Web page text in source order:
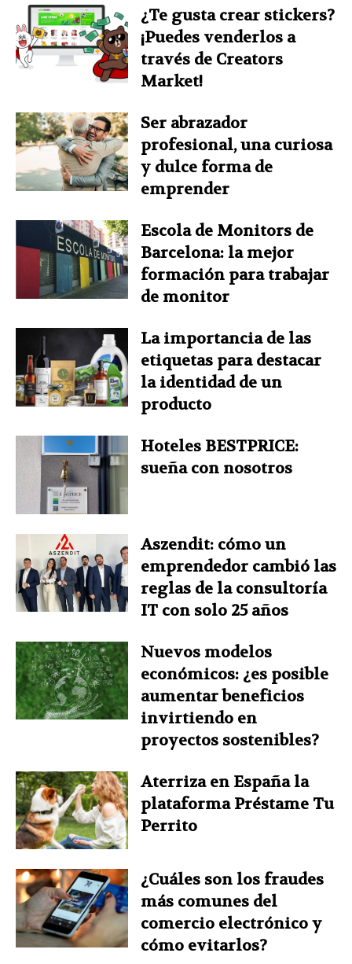
¿Te gusta crear stickers?
¡Puedes venderlos a
través de Creators
Market!
Ser abrazador
profesional, una curiosa
y dulce forma de
emprender
Escola de Monitors de
Barcelona: la mejor
formación para trabajar
de monitor
La importancia de las
etiquetas para destacar
la identidad de un
producto
Hoteles BESTPRICE:
sueña con nosotros
Aszendit: cómo un
emprendedor cambió las
reglas de la consultoría
IT con solo 25 años
Nuevos modelos
económicos: ¿es posible
aumentar beneficios
invirtiendo en
proyectos sostenibles?
Aterriza en España la
plataforma Préstame Tu
Perrito
¿Cuáles son los fraudes
más comunes del
comercio electrónico y
cómo evitarlos?